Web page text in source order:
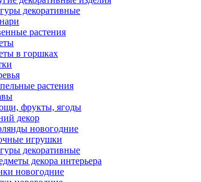
декоративные
растения
в горшках
растения
фрукты, ягоды
декор
новогодние
игрушки
декоративные
декора интерьера
новогодние